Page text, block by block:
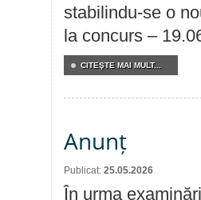
stabilindu-se o
la concurs –
CITEŞTE MAI MULT...
Anunț
Publicat: 25.05.2026
În urma